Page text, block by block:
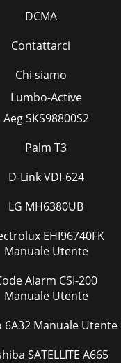
DCMA
Contattarci
Chi siamo
Lumbo-Active
Aeg SKS98800S2
Palm T3
D-Link VDI-624
LG MH6380UB
EHI96740FK
Manuale Utente
Alarm CSI-200
Manuale Utente
Seiko 6A32 Manuale Utente
A665